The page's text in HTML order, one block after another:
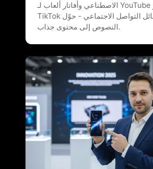
الاصطناعي وأفاتار ألعاب لـ YouTube أو
TikTok أو وسائل التواصل الاجتماعي - حوّل
النصوص إلى محتوى جذاب.